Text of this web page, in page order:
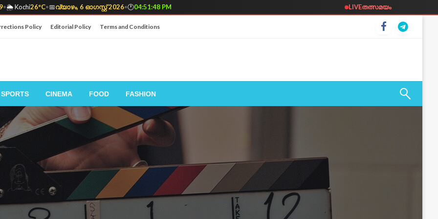
•🌦️ Kochi26°C•📅വ്യാഴം, 6 ഓഗസ്റ്റ് 2026•🕐04:51:49 PM LIVEതത്സമയം
Policy Editorial Policy Terms and Conditions
SPORTS CINEMA FOOD FASHION